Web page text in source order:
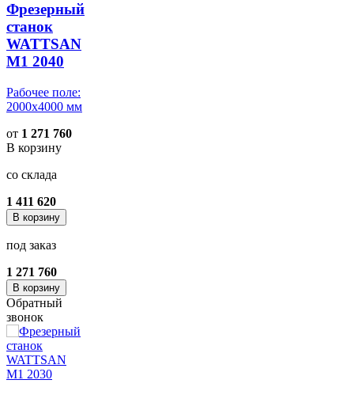
Фрезерный
станок
WATTSAN
M1 2040
Рабочее поле:
2000x4000 мм
от 1 271 760
В корзину
со склада
1 411 620
В корзину
под заказ
1 271 760
В корзину
Обратный
звонок